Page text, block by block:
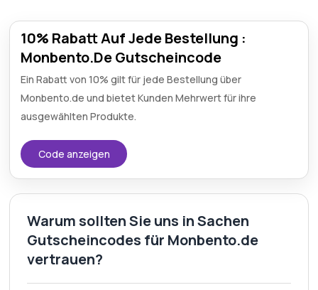
10% Rabatt Auf Jede Bestellung :
Monbento.De Gutscheincode
Ein Rabatt von 10% gilt für jede Bestellung über
Monbento.de und bietet Kunden Mehrwert für ihre
ausgewählten Produkte.
Code anzeigen
Warum sollten Sie uns in Sachen
Gutscheincodes für Monbento.de
vertrauen?